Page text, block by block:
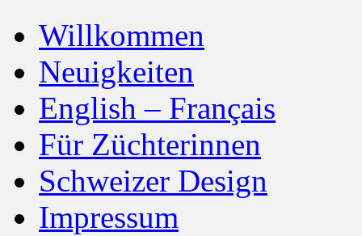
Willkommen
Neuigkeiten
English – Français
Für Züchterinnen
Schweizer Design
Impressum